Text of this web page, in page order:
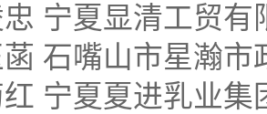
宁夏显清工贸有
石嘴山市星瀚
宁夏夏进乳业集